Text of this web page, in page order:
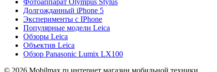
Долгожданный iPhone 5
Эксперименты с IPhone
Популярные модели Leica
Обзоры Leica
Объектив Leica
Обзор Panasonic Lumix LX100
© 2026 Mobilmax.ru интернет магазин мобильной техники